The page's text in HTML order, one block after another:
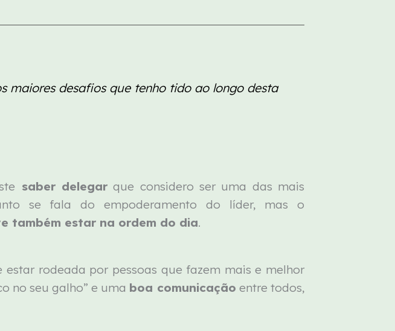
maiores desafios que tenho tido ao longo desta
saber delegarque considero ser uma das mais
se fala do empoderamento do líder, mas o
também estar na ordem do dia.
rodeada por pessoas que fazem mais e melhor
no seu galho” e uma boa comunicação entre todos,